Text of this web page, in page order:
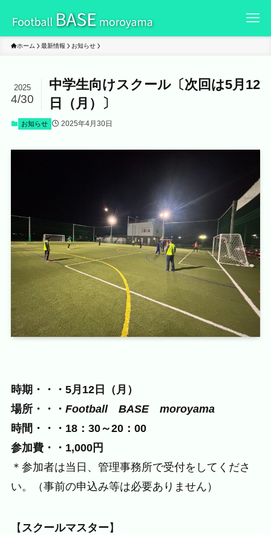
ホーム 最新情報 お知らせ
中学生向けスクール〔次回は5月12
日（月）〕
2025
4/30
お知らせ 2025年4月30日
時期・・・5月12日（月）
場所・・・ Football BASE moroyama
時間・・・18：30～20：00
参加費・・1,000円
＊参加者は当日、管理事務所で受付をしてくださ
い。（事前の申込み等は必要ありません）
【 スクールマスター】